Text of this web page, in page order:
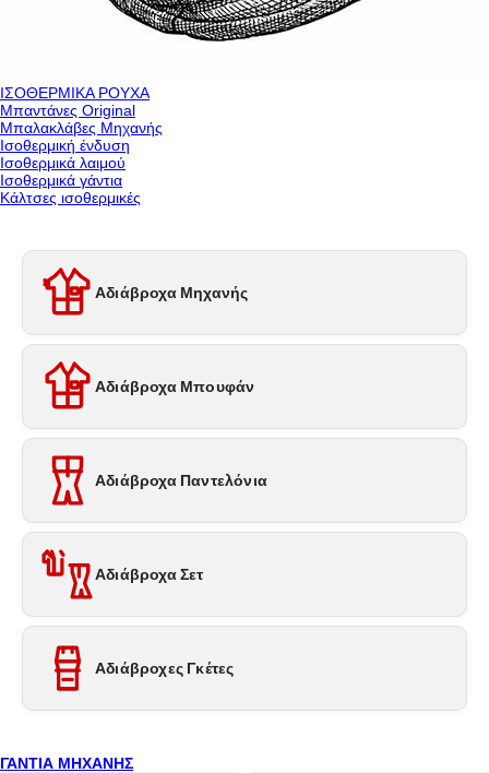
ΙΣΟΘΕΡΜΙΚΑ ΡΟΥΧΑ
Μπαντάνες Original
Μπαλακλάβες Μηχανής
Ισοθερμική ένδυση
Ισοθερμικά λαιμού
Ισοθερμικά γάντια
Κάλτσες ισοθερμικές
Αδιάβροχα Μηχανής
Αδιάβροχα Μπουφάν
Αδιάβροχα Παντελόνια
Αδιάβροχα Σετ
Αδιάβροχες Γκέτες
ΓΑΝΤΙΑ ΜΗΧΑΝΗΣ